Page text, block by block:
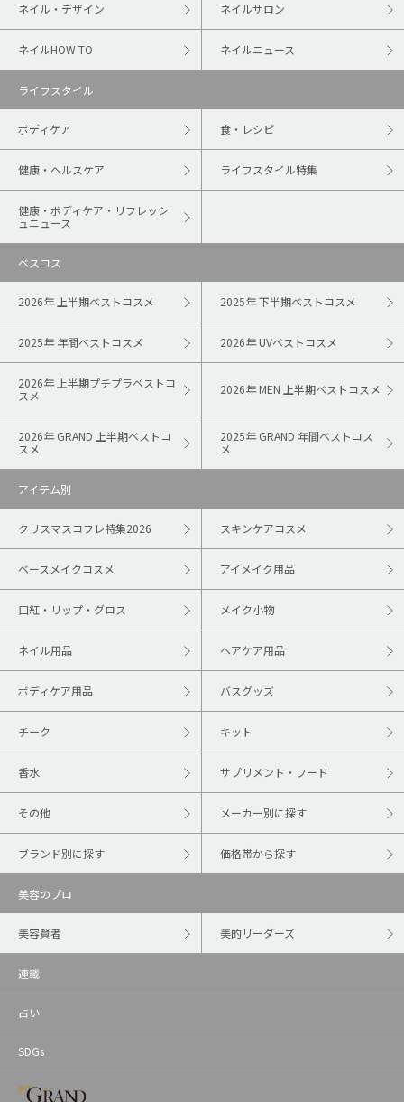
ネイル・デザイン ネイルサロン
ネイルHOW TO ネイルニュース
ライフスタイル
ボディケア 食・レシピ
健康・ヘルスケア ライフスタイル特集
健康・ボディケア・リフレッシ
ュニュース
ベスコス
2026年 上半期ベストコスメ 2025年 下半期ベストコスメ
2025年 年間ベストコスメ 2026年 UVベストコスメ
2026年 上半期プチプラベストコ
スメ
2026年 MEN 上半期ベストコスメ
2026年 GRAND 上半期ベストコ
スメ
2025年 GRAND 年間ベストコス
メ
アイテム別
クリスマスコフレ特集2026 スキンケアコスメ
ベースメイクコスメ アイメイク用品
口紅・リップ・グロス メイク小物
ネイル用品 ヘアケア用品
ボディケア用品 バスグッズ
チーク キット
香水 サプリメント・フード
その他 メーカー別に探す
ブランド別に探す 価格帯から探す
美容のプロ
美容賢者 美的リーダーズ
連載
占い
SDGs